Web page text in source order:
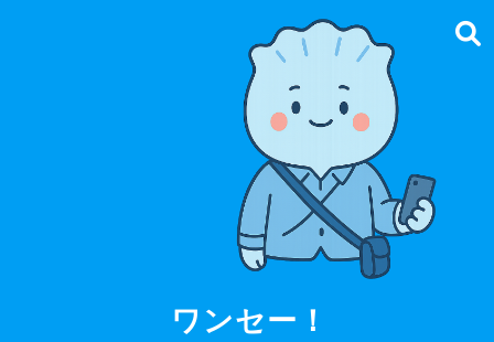
ワンセー！